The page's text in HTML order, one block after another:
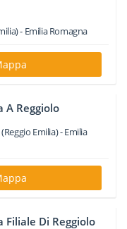
- Emilia Romagna
A Reggiolo
(Reggio Emilia) -Emilia
Filiale Di Reggiolo